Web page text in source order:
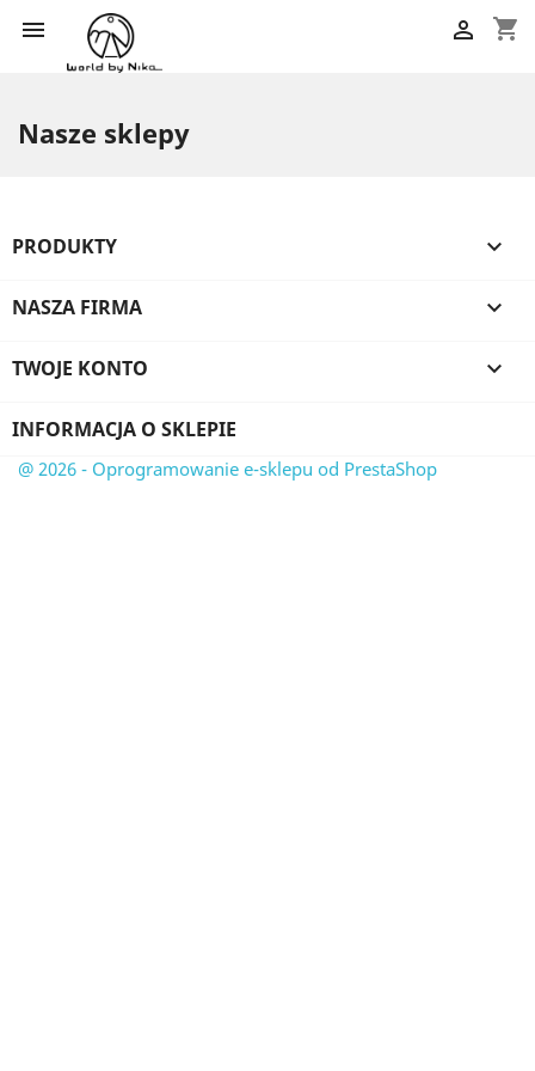
 shopping_cart

Nasze sklepy
PRODUKTY 
NASZA FIRMA 
TWOJE KONTO 
INFORMACJA O SKLEPIE
@ 2026 - Oprogramowanie e-sklepu od PrestaShop